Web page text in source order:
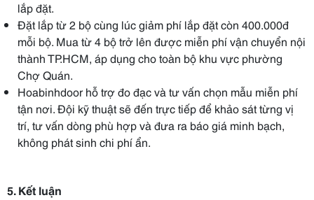
lắp đặt.
Đặt lắp từ 2 bộ cùng lúc giảm phí lắp đặt còn 400.000đ
mỗi bộ. Mua từ 4 bộ trở lên được miễn phí vận chuyển nội
thành TP.HCM, áp dụng cho toàn bộ khu vực phường
Chợ Quán.
Hoabinhdoor hỗ trợ đo đạc và tư vấn chọn mẫu miễn phí
tận nơi. Đội kỹ thuật sẽ đến trực tiếp để khảo sát từng vị
trí, tư vấn dòng phù hợp và đưa ra báo giá minh bạch,
không phát sinh chi phí ẩn.
5. Kết luận